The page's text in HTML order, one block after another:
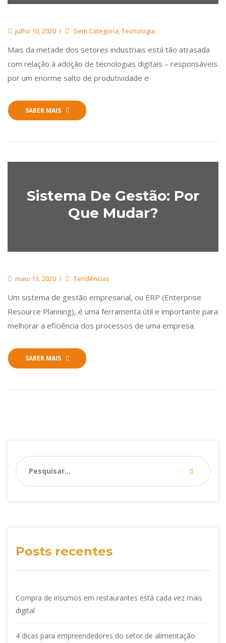
julho 10, 2020 Sem Categoria,Tecnologia
Mais da metade dos setores industriais está tão atrasada
com relação à adoção de tecnologias digitais – responsáveis
por um enorme salto de produtividade e
SABER MAIS
Sistema De Gestão: Por
Que Mudar?
maio 13, 2020 Tendências
Um sistema de gestão empresarial, ou ERP (Enterprise
Resource Planning), é uma ferramenta útil e importante para
melhorar a eficiência dos processos de uma empresa.
SABER MAIS
Posts recentes
Compra de insumos em restaurantes está cada vez mais
digital
4 dicas para empreendedores do setor de alimentação